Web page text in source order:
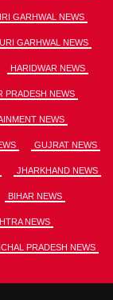
GARHWAL NEWS
GARHWAL NEWS
HARIDWAR NEWS
PRADESH NEWS
NEWS
GUJRAT NEWS
JHARKHAND NEWS
BIHAR NEWS
NEWS
PRADESH NEWS